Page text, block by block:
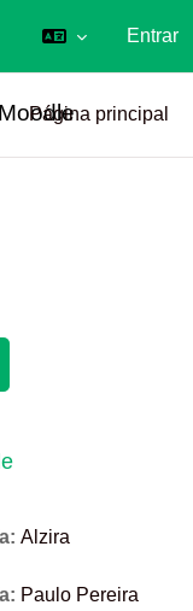
Entrar
Página principal
cursos
Alzira
Paulo Pereira